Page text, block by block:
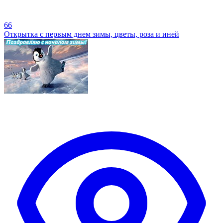
66
Открытка с первым днем зимы, цветы, роза и иней